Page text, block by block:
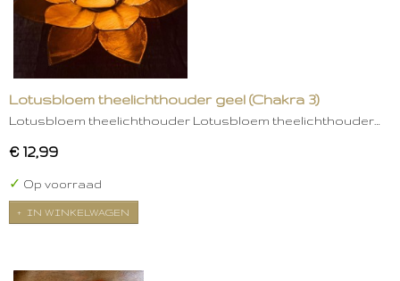
Lotusbloem theelichthouder geel (Chakra 3)
Lotusbloem theelichthouder Lotusbloem theelichthouder…
€ 12,99
✓ Op voorraad
IN WINKELWAGEN